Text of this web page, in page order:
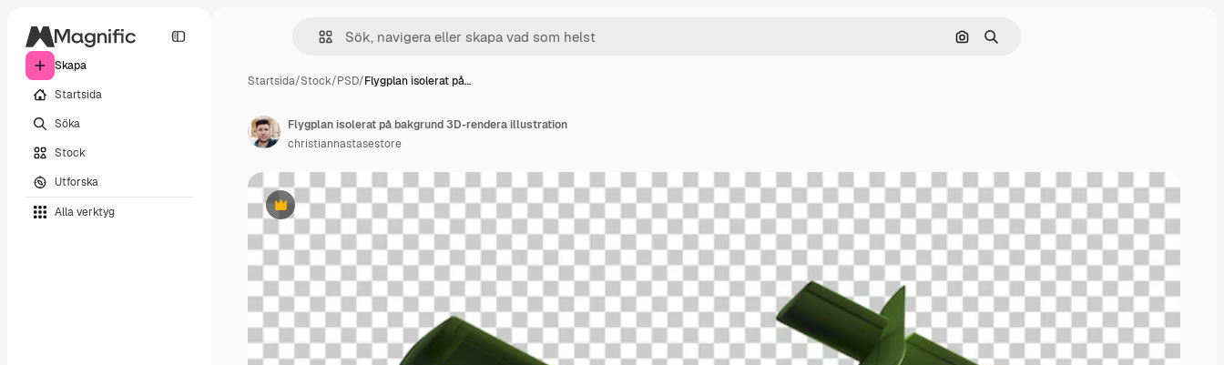
Skapa
Startsida
Söka
Stock
Utforska
Alla verktyg
Sök efter bild
Söka
Startsida/Stock/PSD/Flygplan isolerat på…
Premie
Flygplan isolerat på bakgrund 3D-rendera illustration
christiannastasestore